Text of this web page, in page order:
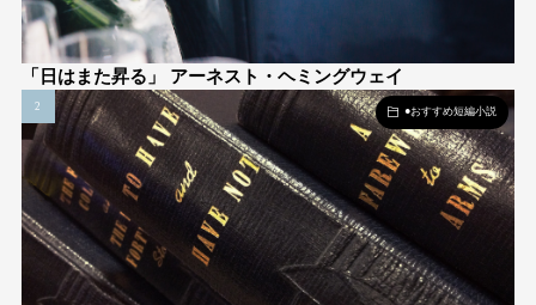
「日はまた昇る」 アーネスト・ヘミングウェイ
●おすすめ短編小説